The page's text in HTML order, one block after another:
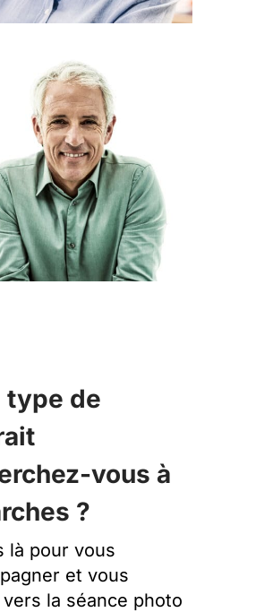
type de
vous à
?
là pour vous
et vous
la séance photo